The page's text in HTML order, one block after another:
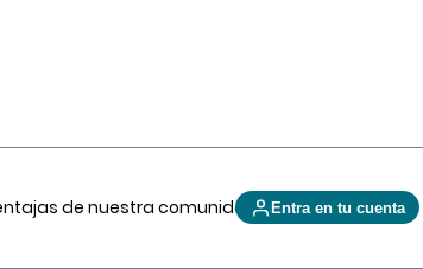
de nuestra comunidad Entra en tu cuenta